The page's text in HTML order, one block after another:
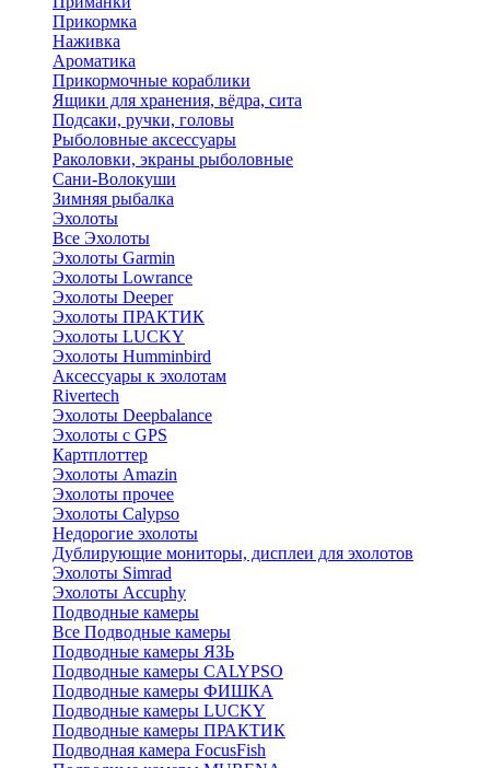
Прикормка
Наживка
Ароматика
Прикормочные кораблики
Ящики для хранения, вёдра, сита
Подсаки, ручки, головы
Рыболовные аксессуары
Раколовки, экраны рыболовные
Сани-Волокуши
Зимняя рыбалка
Эхолоты
Все Эхолоты
Эхолоты Garmin
Эхолоты Lowrance
Эхолоты Deeper
Эхолоты ПРАКТИК
Эхолоты LUCKY
Эхолоты Humminbird
Аксессуары к эхолотам
Rivertech
Эхолоты Deepbalance
Эхолоты с GPS
Картплоттер
Эхолоты Amazin
Эхолоты прочее
Эхолоты Calypso
Недорогие эхолоты
Дублирующие мониторы, дисплеи для эхолотов
Эхолоты Simrad
Эхолоты Accuphy
Подводные камеры
Все Подводные камеры
Подводные камеры ЯЗЬ
Подводные камеры CALYPSO
Подводные камеры ФИШКА
Подводные камеры LUCKY
Подводные камеры ПРАКТИК
Подводная камера FocusFish